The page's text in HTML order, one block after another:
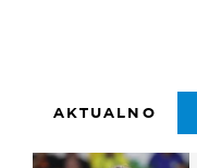
AKTUALNO